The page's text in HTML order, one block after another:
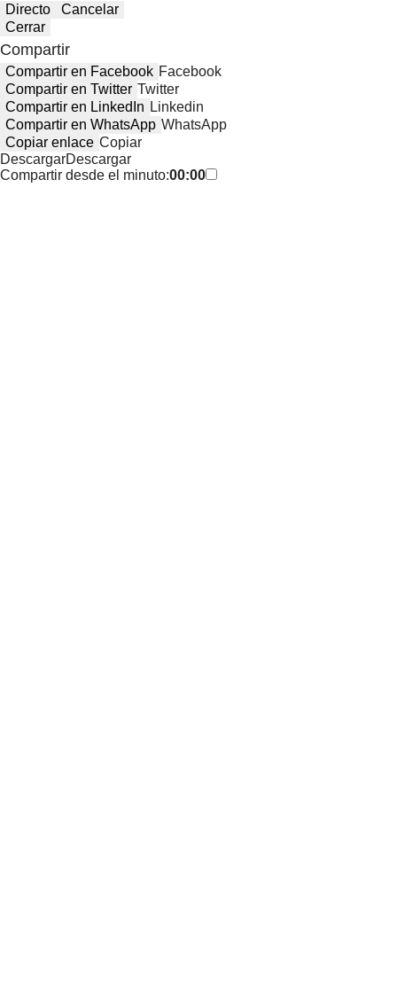
Directo
Cancelar
Cerrar
Compartir
Compartir en Facebook Facebook
Compartir en Twitter Twitter
Compartir en LinkedIn Linkedin
Compartir en WhatsApp WhatsApp
Copiar enlace Copiar
DescargarDescargar
Compartir desde el minuto:00:00